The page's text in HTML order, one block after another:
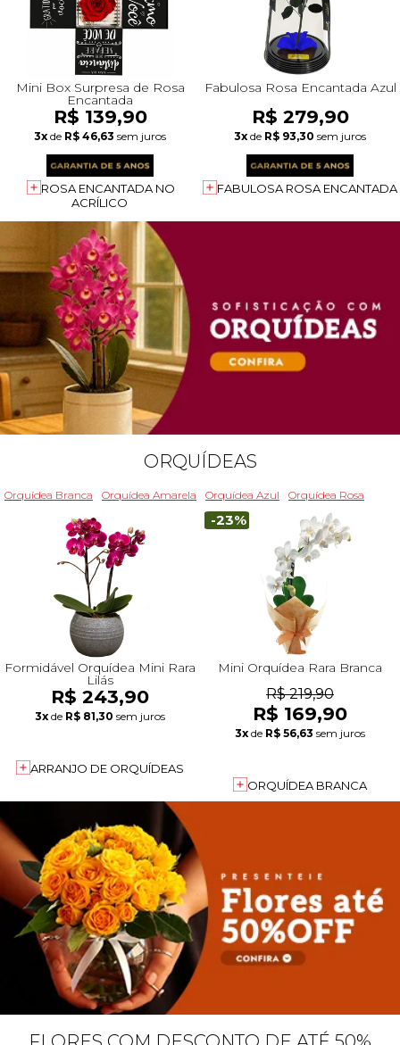
Mini Box Surpresa de Rosa
Encantada
R$ 139,90
3x de R$ 46,63 sem juros
ROSA ENCANTADA NO
ACRÍLICO
Fabulosa Rosa Encantada Azul
R$ 279,90
3x de R$ 93,30 sem juros
FABULOSA ROSA ENCANTADA
ORQUÍDEAS
Orquídea Branca Orquídea Amarela Orquídea Azul Orquídea Rosa
Formidável Orquídea Mini Rara
Lilás
R$ 243,90
3x de R$ 81,30 sem juros
ARRANJO DE ORQUÍDEAS
-23%
Mini Orquídea Rara Branca
R$ 219,90
R$ 169,90
3x de R$ 56,63 sem juros
ORQUÍDEA BRANCA